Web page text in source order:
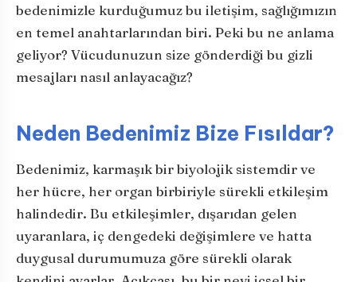
bedenimizle kurduğumuz bu iletişim, sağlığımızın
en temel anahtarlarından biri. Peki bu ne anlama
geliyor? Vücudunuzun size gönderdiği bu gizli
mesajları nasıl anlayacağız?
Neden Bedenimiz Bize Fısıldar?
Bedenimiz, karmaşık bir biyolojik sistemdir ve
her hücre, her organ birbiriyle sürekli etkileşim
halindedir. Bu etkileşimler, dışarıdan gelen
uyaranlara, iç dengedeki değişimlere ve hatta
duygusal durumumuza göre sürekli olarak